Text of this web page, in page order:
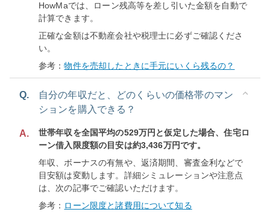
HowMaでは、ローン残高等を差し引いた金額を自動で
計算できます。
正確な金額は不動産会社や税理士に必ずご確認くださ
い。
参考：物件を売却したときに手元にいくら残るの？
Q.
自分の年収だと、どのくらいの価格帯のマン
ションを購入できる？
A.
世帯年収を全国平均の529万円と仮定した場合、住宅ロ
ーン借入限度額の目安は約3,436万円です。
年収、ボーナスの有無や、返済期間、審査金利などで
目安額は変動します。詳細シミュレーションや注意点
は、次の記事でご確認いただけます。
参考： ローン限度と諸費用について知る